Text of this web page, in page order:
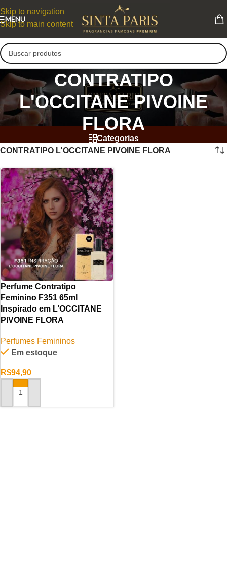
Skip to navigation
Skip to main content
MENU
CONTRATIPO
L'OCCITANE PIVOINE
FLORA
Categorias
CONTRATIPO L'OCCITANE PIVOINE FLORA
Perfume Contratipo
Feminino F351 65ml
Inspirado em L’OCCITANE
PIVOINE FLORA
Perfumes Femininos
Em estoque
R$94,90
ADICIONAR AO CARRINHO